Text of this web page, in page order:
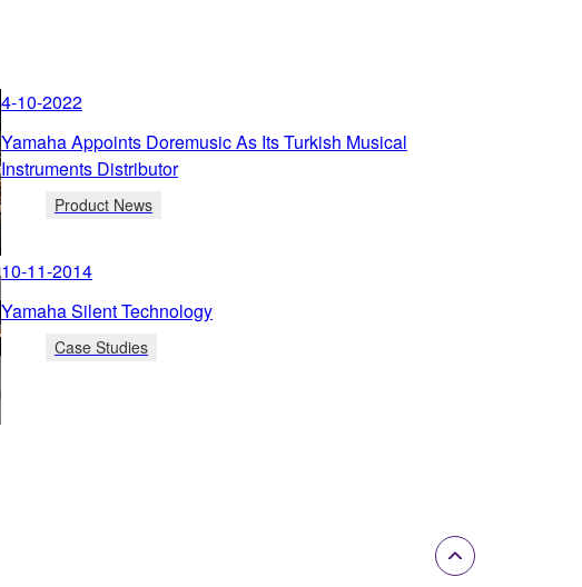
4-10-2022
Yamaha Appoints Doremusic As Its Turkish Musical
Instruments Distributor
Product News
10-11-2014
Yamaha Silent Technology
Case Studies